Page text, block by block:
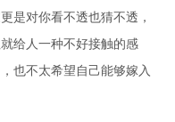
是对你看不透也猜不透，
给人一种不好接触的感
也不太希望自己能够嫁入